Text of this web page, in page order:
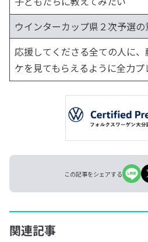
ウインターカップ県２次予選
応援してくださる全ての人に
ケを見てもらえるように全力プ
この記事をシェアする
関連記事